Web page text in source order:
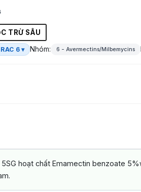
TRỪ SÂU
6 ▾ Nhóm: 6 - Avermectins/Milbemycins
hoạt chất Emamectin benzoate